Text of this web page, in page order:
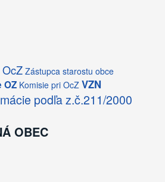
Zástupca starostu obce
OZ Komisie pri OcZ VZN
podľa z.č.211/2000
OBEC